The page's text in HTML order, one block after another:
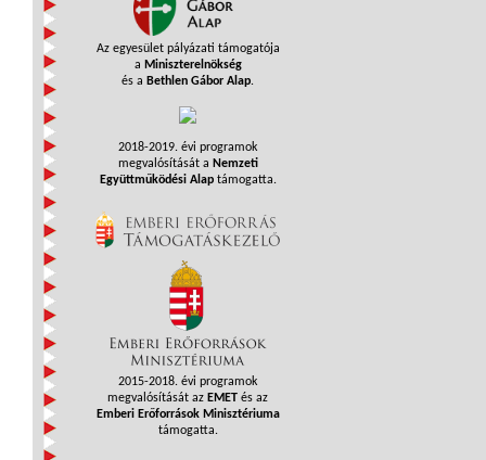
Az egyesület pályázati támogatója
a Miniszterelnökség
és a Bethlen Gábor Alap.
2018-2019. évi programok
megvalósítását a Nemzeti
Együttműködési Alaptámogatta.
2015-2018. évi programok
megvalósítását az EMET és az
Emberi Erőforrások Minisztériuma
támogatta.